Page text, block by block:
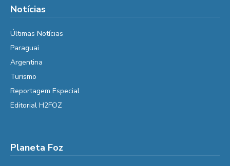
Notícias
Últimas Notícias
Paraguai
Argentina
Turismo
Reportagem Especial
Editorial H2FOZ
Planeta Foz